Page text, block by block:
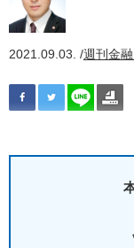
2021.09.03. /週刊金